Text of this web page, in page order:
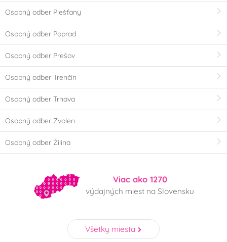
Osobný odber Piešťany
Osobný odber Poprad
Osobný odber Prešov
Osobný odber Trenčín
Osobný odber Trnava
Osobný odber Zvolen
Osobný odber Žilina
Viac ako 1270
výdajných miest na Slovensku
Všetky miesta